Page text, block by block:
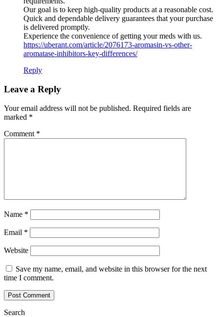
Our goal is to keep high-quality products at a reasonable cost.
Quick and dependable delivery guarantees that your purchase
is delivered promptly.
Experience the convenience of getting your meds with us.
https://uberant.com/article/2076173-aromasin-vs-other-
aromatase-inhibitors-key-differences/
Reply
Leave a Reply
Your email address will not be published. Required fields are
marked *
Comment *
Name *
Email *
Website
Save my name, email, and website in this browser for the next
time I comment.
Search